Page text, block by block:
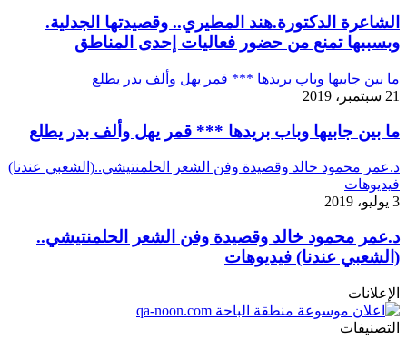
الشاعرة الدكتورة.هند المطيري.. وقصيدتها الجدلية.
وبسببها تمنع من حضور فعاليات إحدى المناطق
ما بين جابيها وباب بريدها *** قمر يهل وألف بدر يطلع
21 سبتمبر، 2019
ما بين جابيها وباب بريدها *** قمر يهل وألف بدر يطلع
د.عمر محمود خالد وقصيدة وفن الشعر الحلمنتيشي..(الشعبي عندنا)
فيديوهات
3 يوليو، 2019
د.عمر محمود خالد وقصيدة وفن الشعر الحلمنتيشي..
(الشعبي عندنا) فيديوهات
الإعلانات
التصنيفات